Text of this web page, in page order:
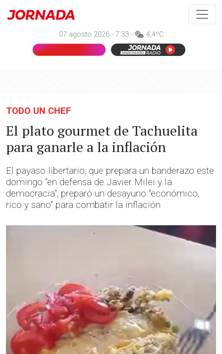
07 agosto 2026 - 7:33 - 4,4ºC
TODO UN CHEF
El plato gourmet de Tachuelita
para ganarle a la inflación
El payaso libertario, que prepara un banderazo este
domingo "en defensa de Javier Milei y la
democracia", preparó un desayuno "económico,
rico y sano" para combatir la inflación